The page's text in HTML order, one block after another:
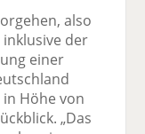
also
inklusive der
einer
Höhe von
„Das